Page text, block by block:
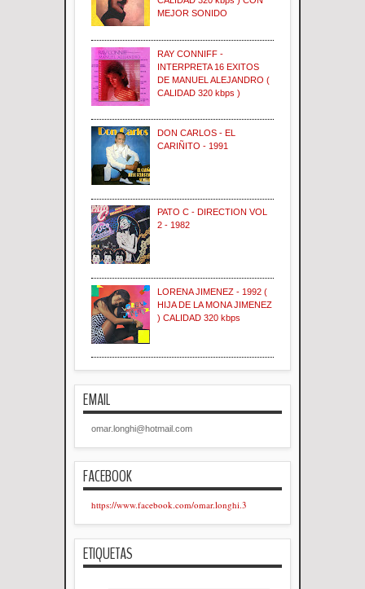
MEJOR SONIDO
RAY CONNIFF -
INTERPRETA 16 EXITOS
DE MANUEL ALEJANDRO (
CALIDAD 320 kbps )
DON CARLOS - EL
CARIÑITO - 1991
PATO C - DIRECTION VOL
2 - 1982
LORENA JIMENEZ - 1992 (
HIJA DE LA MONA JIMENEZ
) CALIDAD 320 kbps
EMAIL
omar.longhi@hotmail.com
FACEBOOK
https://www.facebook.com/omar.longhi.3
ETIQUETAS